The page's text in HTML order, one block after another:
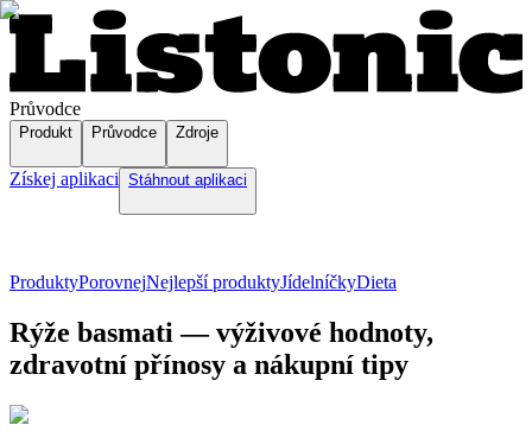
Průvodce
Produkt Průvodce Zdroje
Získej aplikaci Stáhnout aplikaci
ProduktyPorovnejNejlepší produktyJídelníčkyDieta
Rýže basmati — výživové hodnoty,
zdravotní přínosy a nákupní tipy